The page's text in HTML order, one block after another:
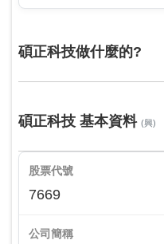
碩正科技做什麼的?
碩正科技 基本資料 (興)
股票代號
7669
公司簡稱